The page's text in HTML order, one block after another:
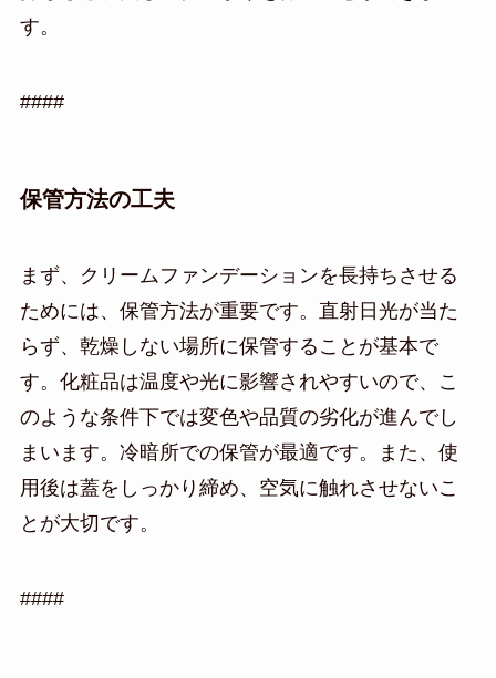
す。
####
保管方法の工夫
まず、クリームファンデーションを長持ちさせる
ためには、保管方法が重要です。直射日光が当た
らず、乾燥しない場所に保管することが基本で
す。化粧品は温度や光に影響されやすいので、こ
のような条件下では変色や品質の劣化が進んでし
まいます。冷暗所での保管が最適です。また、使
用後は蓋をしっかり締め、空気に触れさせないこ
とが大切です。
####